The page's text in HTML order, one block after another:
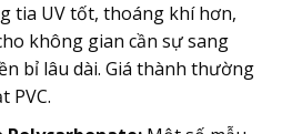
tia UV tốt, thoáng khí hơn,
không gian cần sự sang
bỉ lâu dài. Giá thành thường
PVC.